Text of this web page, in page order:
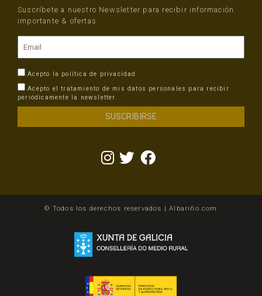
Suscríbete a nuestro Newsletter para recibir información
importante & ofertas
Acepto la política de privacidad
Acepto el tratamiento de mis datos personales para recibir
periódicamente la newsletter.
© Todos los derechos reservados | Albariño.com